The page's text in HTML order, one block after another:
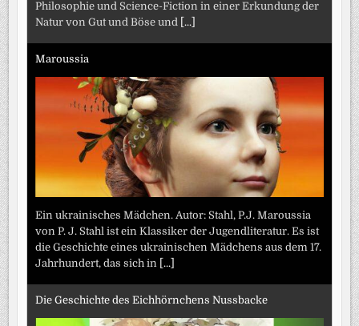
Philosophie und Science-Fiction in einer Erkundung der
Natur von Gut und Böse und [...]
Maroussia
Ein ukrainisches Mädchen. Autor: Stahl, P.J. Maroussia
von P. J. Stahl ist ein Klassiker der Jugendliteratur. Es ist
die Geschichte eines ukrainischen Mädchens aus dem 17.
Jahrhundert, das sich in [...]
Die Geschichte des Eichhörnchens Nussbacke